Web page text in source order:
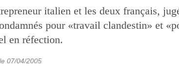
italien et les deux français,
pour «travail clandestin» et
en réfection.
07/04/2005